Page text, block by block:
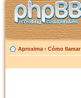
Aproxima ‹ Cómo